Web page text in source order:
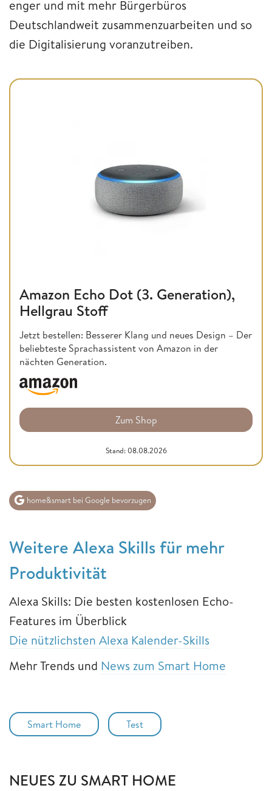
enger und mit mehr Bürgerbüros
Deutschlandweit zusammenzuarbeiten und so
die Digitalisierung voranzutreiben.
Amazon Echo Dot (3. Generation),
Hellgrau Stoff
Jetzt bestellen: Besserer Klang und neues Design – Der
beliebteste Sprachassistent von Amazon in der
nächten Generation.
Zum Shop
Stand: 08.08.2026
home&smart bei Google bevorzugen
Weitere Alexa Skills für mehr
Produktivität
Alexa Skills: Die besten kostenlosen Echo-
Features im Überblick
Die nützlichsten Alexa Kalender-Skills
Mehr Trends und News zum Smart Home
Smart Home Test
NEUES ZU SMART HOME